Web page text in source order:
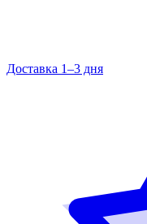
Доставка 1–3 дня